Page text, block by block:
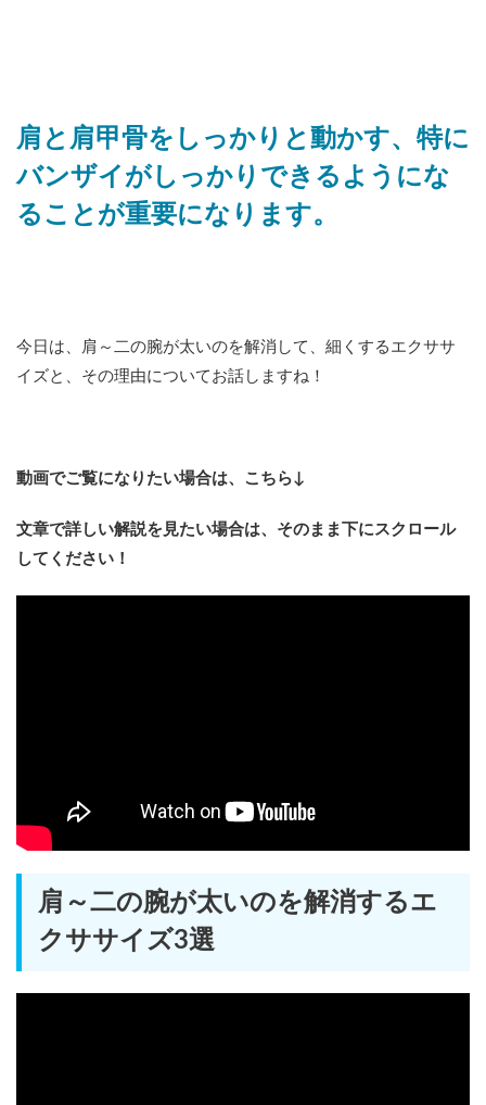
肩と肩甲骨をしっかりと動かす、特に
バンザイがしっかりできるようにな
ることが重要になります。
今日は、肩～二の腕が太いのを解消して、細くするエクササ
イズと、その理由についてお話しますね！
動画でご覧になりたい場合は、こちら↓
文章で詳しい解説を見たい場合は、そのまま下にスクロール
してください！
肩～二の腕が太いのを解消するエ
クササイズ3選